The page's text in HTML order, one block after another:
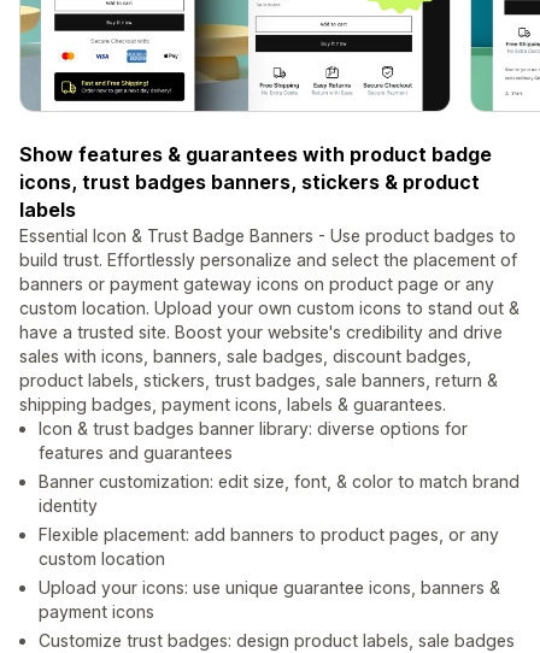
Show features & guarantees with product badge
icons, trust badges banners, stickers & product
labels
Essential Icon & Trust Badge Banners - Use product badges to
build trust. Effortlessly personalize and select the placement of
banners or payment gateway icons on product page or any
custom location. Upload your own custom icons to stand out &
have a trusted site. Boost your website's credibility and drive
sales with icons, banners, sale badges, discount badges,
product labels, stickers, trust badges, sale banners, return &
shipping badges, payment icons, labels & guarantees.
Icon & trust badges banner library: diverse options for
features and guarantees
Banner customization: edit size, font, & color to match brand
identity
Flexible placement: add banners to product pages, or any
custom location
Upload your icons: use unique guarantee icons, banners &
payment icons
Customize trust badges: design product labels, sale badges